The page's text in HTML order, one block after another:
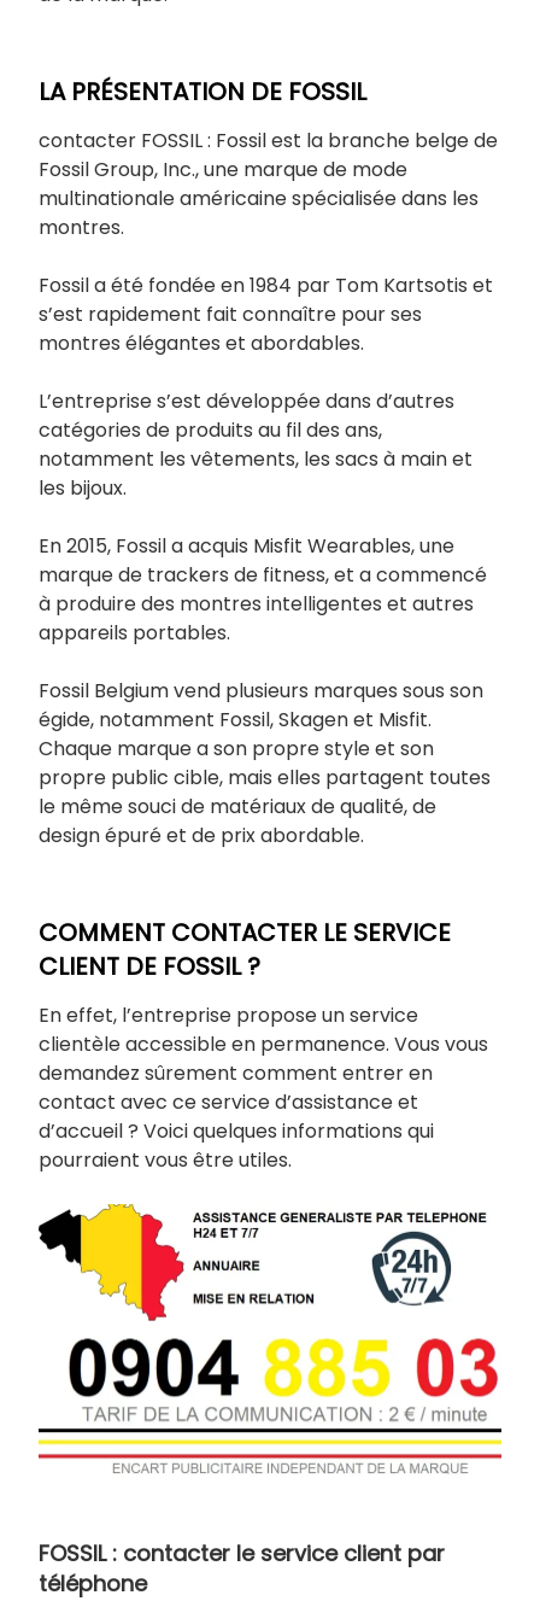
LA PRÉSENTATION DE FOSSIL
contacter FOSSIL : Fossil est la branche belge de
Fossil Group, Inc., une marque de mode
multinationale américaine spécialisée dans les
montres.
Fossil a été fondée en 1984 par Tom Kartsotis et
s’est rapidement fait connaître pour ses
montres élégantes et abordables.
L’entreprise s’est développée dans d’autres
catégories de produits au fil des ans,
notamment les vêtements, les sacs à main et
les bijoux.
En 2015, Fossil a acquis Misfit Wearables, une
marque de trackers de fitness, et a commencé
à produire des montres intelligentes et autres
appareils portables.
Fossil Belgium vend plusieurs marques sous son
égide, notamment Fossil, Skagen et Misfit.
Chaque marque a son propre style et son
propre public cible, mais elles partagent toutes
le même souci de matériaux de qualité, de
design épuré et de prix abordable.
COMMENT CONTACTER LE SERVICE
CLIENT DE FOSSIL ?
En effet, l’entreprise propose un service
clientèle accessible en permanence. Vous vous
demandez sûrement comment entrer en
contact avec ce service d’assistance et
d’accueil ? Voici quelques informations qui
pourraient vous être utiles.
FOSSIL : contacter le service client par
téléphone